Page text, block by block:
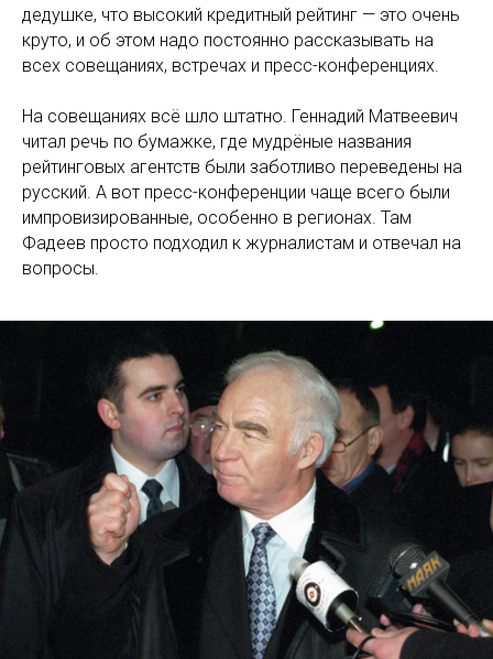
дедушке, что высокий кредитный рейтинг — это очень
круто, и об этом надо постоянно рассказывать на
всех совещаниях, встречах и пресс-конференциях.
На совещаниях всё шло штатно. Геннадий Матвеевич
читал речь по бумажке, где мудрёные названия
рейтинговых агентств были заботливо переведены на
русский. А вот пресс-конференции чаще всего были
импровизированные, особенно в регионах. Там
Фадеев просто подходил к журналистам и отвечал на
вопросы.